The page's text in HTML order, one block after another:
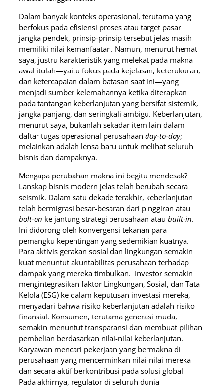
Dalam banyak konteks operasional, terutama yang
berfokus pada efisiensi proses atau target pasar
jangka pendek, prinsip-prinsip tersebut jelas masih
memiliki nilai kemanfaatan. Namun, menurut hemat
saya, justru karakteristik yang melekat pada makna
awal itulah—yaitu fokus pada kejelasan, keterukuran,
dan ketercapaian dalam batasan saat ini—yang
menjadi sumber kelemahannya ketika diterapkan
pada tantangan keberlanjutan yang bersifat sistemik,
jangka panjang, dan seringkali ambigu. Keberlanjutan,
menurut saya, bukanlah sekadar item lain dalam
daftar tugas operasional perusahaan day-to-day;
melainkan adalah lensa baru untuk melihat seluruh
bisnis dan dampaknya.
Mengapa perubahan makna ini begitu mendesak?
Lanskap bisnis modern jelas telah berubah secara
seismik. Dalam satu dekade terakhir, keberlanjutan
telah bermigrasi besar-besaran dari pinggiran atau
bolt-on ke jantung strategi perusahaan atau built-in.
Ini didorong oleh konvergensi tekanan para
pemangku kepentingan yang sedemikian kuatnya.
Para aktivis gerakan sosial dan lingkungan semakin
kuat menuntut akuntabilitas perusahaan terhadap
dampak yang mereka timbulkan. Investor semakin
mengintegrasikan faktor Lingkungan, Sosial, dan Tata
Kelola (ESG) ke dalam keputusan investasi mereka,
menyadari bahwa risiko keberlanjutan adalah risiko
finansial. Konsumen, terutama generasi muda,
semakin menuntut transparansi dan membuat pilihan
pembelian berdasarkan nilai-nilai keberlanjutan.
Karyawan mencari pekerjaan yang bermakna di
perusahaan yang mencerminkan nilai-nilai mereka
dan secara aktif berkontribusi pada solusi global.
Pada akhirnya, regulator di seluruh dunia